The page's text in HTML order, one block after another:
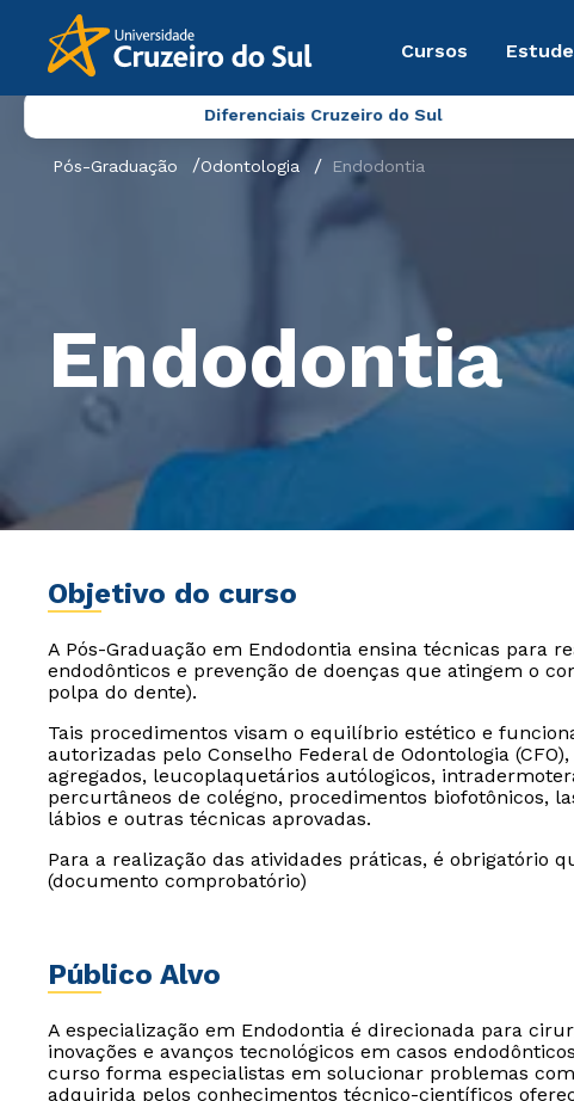
Cursos
Diferenciais Cruzeiro do Sul
Pós-Graduação Odontologia Endodontia
Endodontia
Objetivo do curso
A Pós-Graduação em Endodontia ensina técnicas para
endodônticos e prevenção de doenças que atingem o
polpa do dente).
Tais procedimentos visam o equilíbrio estético e
autorizadas pelo Conselho Federal de Odontologia
agregados, leucoplaquetários autólogicos,
percurtâneos de colégno, procedimentos biofotônicos,
lábios e outras técnicas aprovadas.
Para a realização das atividades práticas, é obrigatório
(documento comprobatório)
Público Alvo
A especialização em Endodontia é direcionada para
inovações e avanços tecnológicos em casos
curso forma especialistas em solucionar problemas
adquirida pelos conhecimentos técnico-científicos